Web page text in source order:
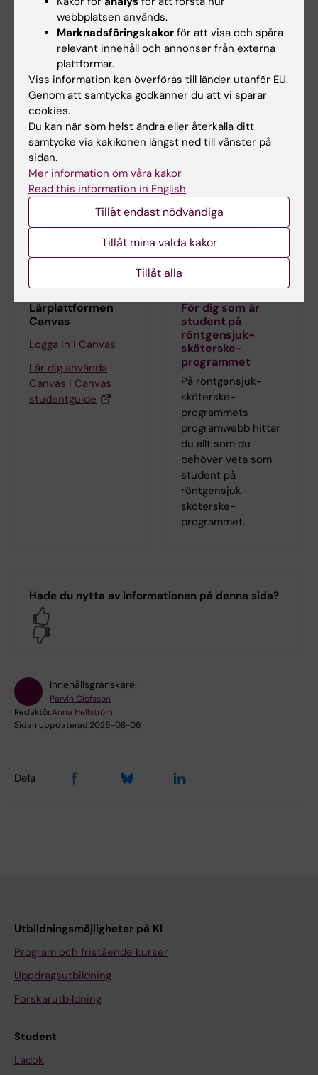
anna.hellstrom@ki.se
Helen Ågren
Studievägledare
Telefon:
+46852483920
E-post:
helen.agren@ki.se
Lärplattformen
Canvas
Logga in i Canvas
Lär dig använda
Canvas i Canvas
studentguide
För dig som är
student på
röntgensjuk­
sköterske­
programmet
På röntgensjuk­
sköterske­
programmets
programwebb hittar
du allt som du
behöver veta som
student på
röntgensjuk­
sköterske­
programmet.
Hade du nytta av informationen på denna sida?
Innehållsgranskare:
Parvin Olofsson
Redaktör:Anna Hellström
Sidan uppdaterad:2026-08-06
Dela
Utbildningsmöjligheter på KI
Program och fristående kurser
Uppdragsutbildning
Forskarutbildning
Student
Ladok
webbplatsen används.
Marknadsföringskakor för att visa och spåra
relevant innehåll och annonser från externa
plattformar.
Viss information kan överföras till länder utanför EU.
Genom att samtycka godkänner du att vi sparar
cookies.
Du kan när som helst ändra eller återkalla ditt
samtycke via kakikonen längst ned till vänster på
sidan.
Mer information om våra kakor
Read this information in English
Tillåt endast nödvändiga
Tillåt mina valda kakor
Tillåt alla